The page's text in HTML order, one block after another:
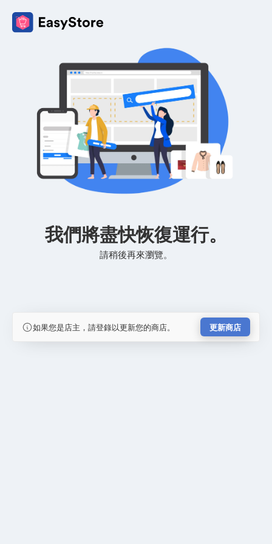
我們將盡快恢復運行。
請稍後再來瀏覽。
如果您是店主，請登錄以更新您的商店。 更新商店